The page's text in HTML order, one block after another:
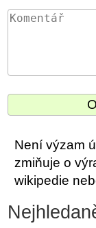
Není výzam
zmiňuje o
wikipedie